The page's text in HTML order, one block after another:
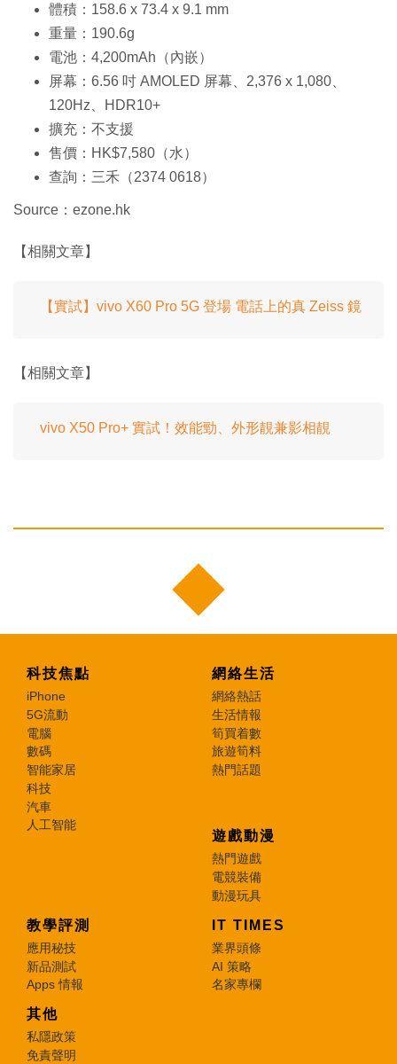
體積：158.6 x 73.4 x 9.1 mm
重量：190.6g
電池：4,200mAh（內嵌）
屏幕：6.56 吋 AMOLED 屏幕、2,376 x 1,080、
120Hz、HDR10+
擴充：不支援
售價：HK$7,580（水）
查詢：三禾（2374 0618）
Source：ezone.hk
【相關文章】
【實試】vivo X60 Pro 5G 登場 電話上的真 Zeiss 鏡
【相關文章】
vivo X50 Pro+ 實試！效能勁、外形靚兼影相靚
科技焦點
iPhone
5G流動
電腦
數碼
智能家居
科技
汽車
人工智能
網絡生活
網絡熱話
生活情報
筍買着數
旅遊筍料
熱門話題
遊戲動漫
熱門遊戲
電競裝備
動漫玩具
教學評測
應用秘技
新品測試
Apps 情報
IT TIMES
業界頭條
AI 策略
名家專欄
其他
私隱政策
免責聲明